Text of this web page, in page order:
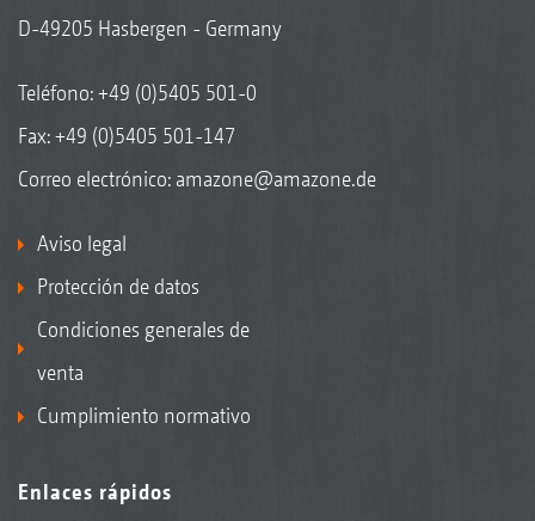
D-49205 Hasbergen - Germany
Teléfono:+49 (0)5405 501-0
Fax: +49 (0)5405 501-147
Correo electrónico: amazone@amazone.de
Aviso legal
Protección de datos
Condiciones generales de
venta
Cumplimiento normativo
Enlaces rápidos